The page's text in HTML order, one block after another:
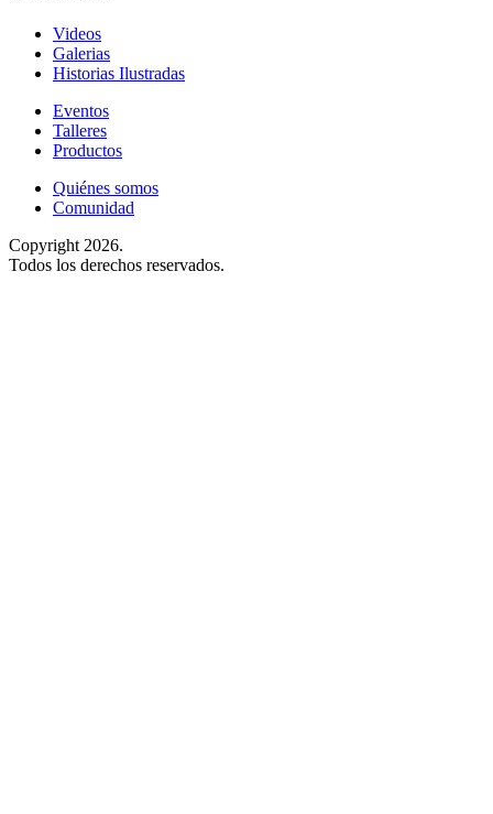
Videos
Galerias
Historias Ilustradas
Eventos
Talleres
Productos
Quiénes somos
Comunidad
Copyright 2026.
Todos los derechos reservados.